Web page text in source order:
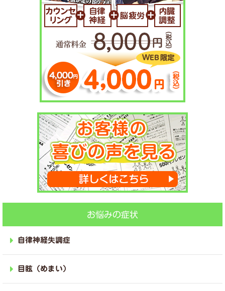
お悩みの症状
自律神経失調症
目眩（めまい）